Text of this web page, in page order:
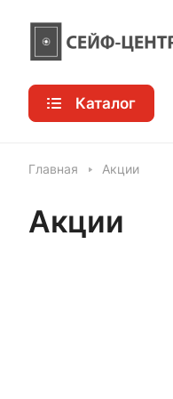
Каталог
Главная Акции
Акции